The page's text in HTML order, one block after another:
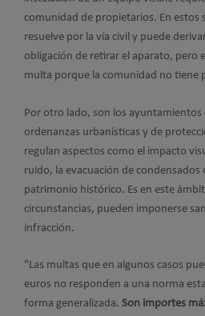
comunidad de propietarios. En estos
resuelve por la vía civil y puede
obligación de retirar el aparato, pero
multa porque la comunidad no tiene
Por otro lado, son los ayuntamientos
ordenanzas urbanísticas y de
regulan aspectos como el impacto
ruido, la evacuación de condensados
patrimonio histórico. Es en este
circunstancias, pueden imponerse
infracción.
"Las multas que en algunos casos
euros no responden a una norma
forma generalizada. Son importes